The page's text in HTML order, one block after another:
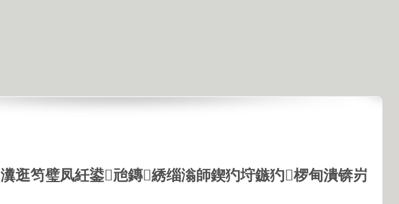
瀵逛笉璧凤紝鍙兘鏄綉缁滃師鍥犳垨鏃犳椤甸潰锛岃